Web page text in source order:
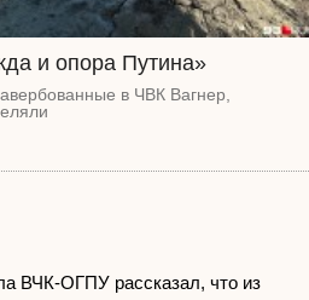
и опора Путина»
в ЧВК Вагнер,
ВЧК-ОГПУ рассказал, что из